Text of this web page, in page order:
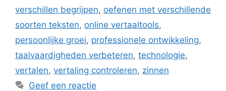
verschillen begrijpen, oefenen met verschillende
soorten teksten, online vertaaltools,
persoonlijke groei, professionele ontwikkeling,
taalvaardigheden verbeteren, technologie,
vertalen, vertaling controleren, zinnen
Geef een reactie